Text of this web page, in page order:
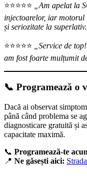
⭐️⭐️⭐️⭐️⭐️
„Am apelat la
injectoarelor, iar motorul
și seriozitate la
⭐️⭐️⭐️⭐️⭐️
„Service de
am fost foarte mulțumit
📞 Programează o
Dacă ai observat
până când problema se
diagnosticare gratuită și
capacitate maximă.
📞 Programează-te
📍 Ne găsești aici: